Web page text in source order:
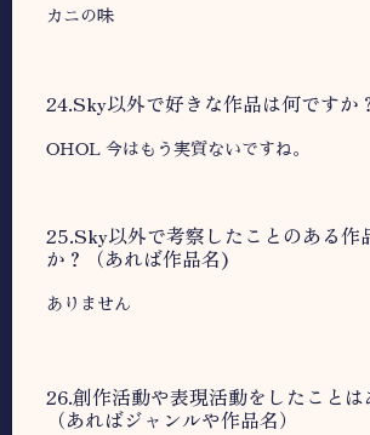
カニの味
24.Sky以外で好きな作品は何ですか
OHOL 今はもう実質ないですね。
25.Sky以外で考察したことのある作
か？（あれば作品名)
ありません
26.創作活動や表現活動をしたことは
（あればジャンルや作品名）